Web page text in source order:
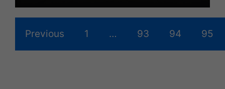
Previous 1 … 93 94 95